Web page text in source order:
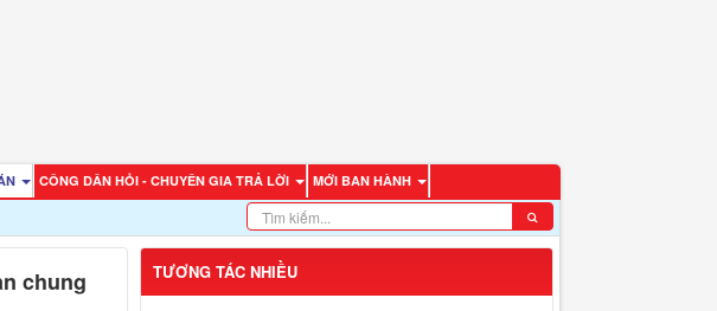
CÔNG DÂN HỎI - CHUYÊN GIA TRẢ LỜI MỚI BAN HÀNH
chung TƯƠNG TÁC NHIỀU